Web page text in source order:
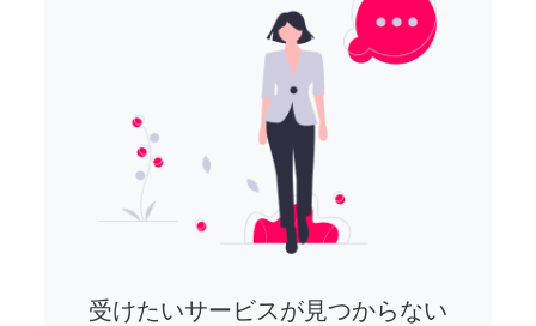
受けたいサービスが見つからない